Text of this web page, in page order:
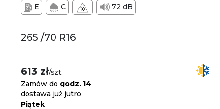
E C 72 dB
265 /70 R16
613 zł/szt.
Zamów do godz. 14
dostawa już jutro
Piątek